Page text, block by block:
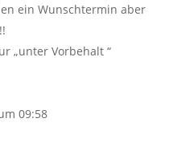
ein Wunschtermin aber
„unter Vorbehalt “
09:58